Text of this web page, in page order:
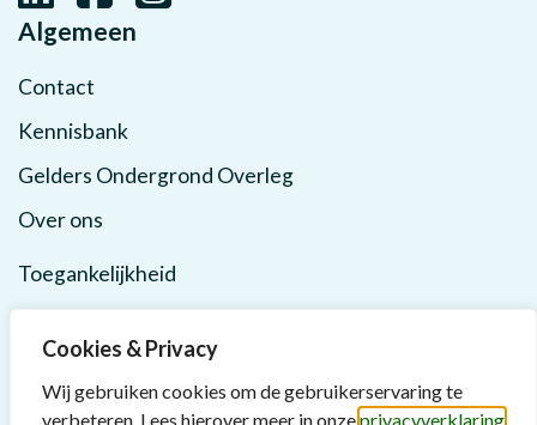
Cookies & Privacy
Wij gebruiken cookies om de gebruikerservaring te
verbeteren. Lees hierover meer in onzeprivacyverklaring
Algemeen
Contact
Kennisbank
Gelders Ondergrond Overleg
Over ons
Toegankelijkheid